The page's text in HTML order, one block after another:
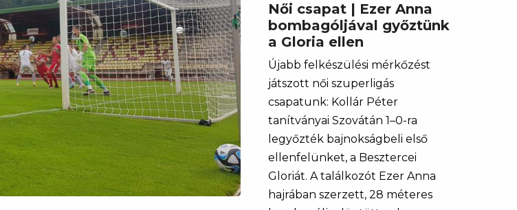
Női csapat | Ezer Anna
bombagóljával győztünk
a Gloria ellen
Újabb felkészülési mérkőzést
játszott női szuperligás
csapatunk: Kollár Péter
tanítványai Szovátán 1–0-ra
legyőzték bajnokságbeli első
ellenfelünket, a Besztercei
Gloriát. A találkozót Ezer Anna
hajrában szerzett, 28 méteres